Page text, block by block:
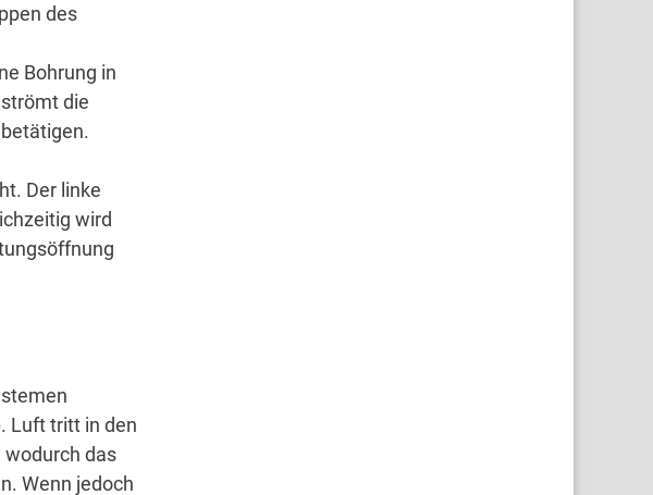
des
Bohrung in
die
Der linke
wird
Luft tritt in den
wodurch das
Wenn jedoch